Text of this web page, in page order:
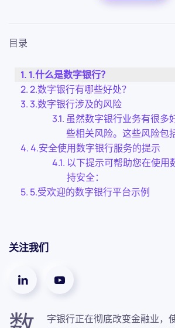
目录
1.什么是数字银行？
2.数字银行有哪些好处？
3.数字银行涉及的风险
虽然数字银行业务有很多
些相关风险。这些风险包
4.安全使用数字银行服务的提示
以下提示可帮助您在使用
持安全：
5.受欢迎的数字银行平台示例
关注我们
字银行正在彻底改变金融业，